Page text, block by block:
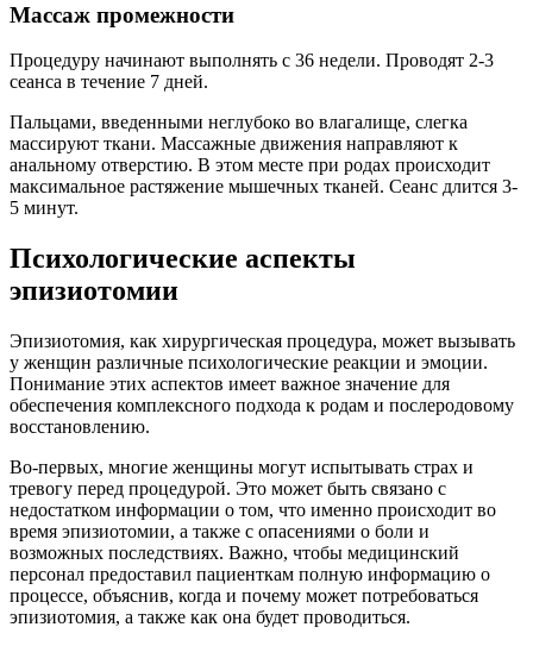
Массаж промежности
Процедуру начинают выполнять с 36 недели. Проводят 2-3
сеанса в течение 7 дней.
Пальцами, введенными неглубоко во влагалище, слегка
массируют ткани. Массажные движения направляют к
анальному отверстию. В этом месте при родах происходит
максимальное растяжение мышечных тканей. Сеанс длится 3-
5 минут.
Психологические аспекты
эпизиотомии
Эпизиотомия, как хирургическая процедура, может вызывать
у женщин различные психологические реакции и эмоции.
Понимание этих аспектов имеет важное значение для
обеспечения комплексного подхода к родам и послеродовому
восстановлению.
Во-первых, многие женщины могут испытывать страх и
тревогу перед процедурой. Это может быть связано с
недостатком информации о том, что именно происходит во
время эпизиотомии, а также с опасениями о боли и
возможных последствиях. Важно, чтобы медицинский
персонал предоставил пациенткам полную информацию о
процессе, объяснив, когда и почему может потребоваться
эпизиотомия, а также как она будет проводиться.